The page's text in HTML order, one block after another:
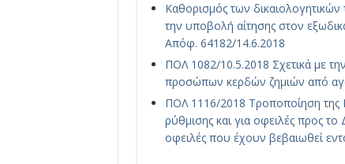
Καθορισμός των
την υποβολή αίτησης στον
Απόφ. 64182/14.6.2018
ΠΟΛ 1082/10.5.2018 Σχετικά με
προσώπων κερδών ζημιών από
ΠΟΛ 1116/2018 Τροποποίηση
ρύθμισης και για οφειλές προς
οφειλές που έχουν βεβαιωθεί